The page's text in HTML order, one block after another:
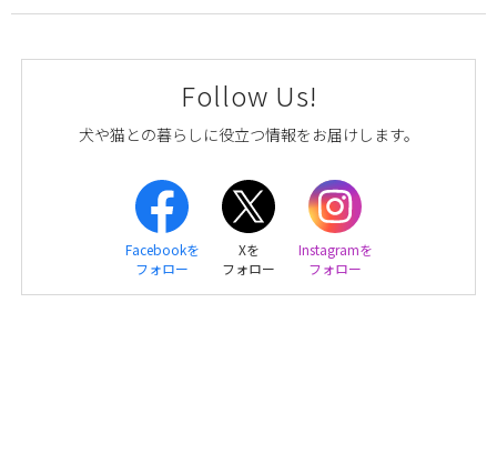
Follow Us!
犬や猫との暮らしに役立つ情報をお届けします。
Facebookを
フォロー
Xを
フォロー
Instagramを
フォロー